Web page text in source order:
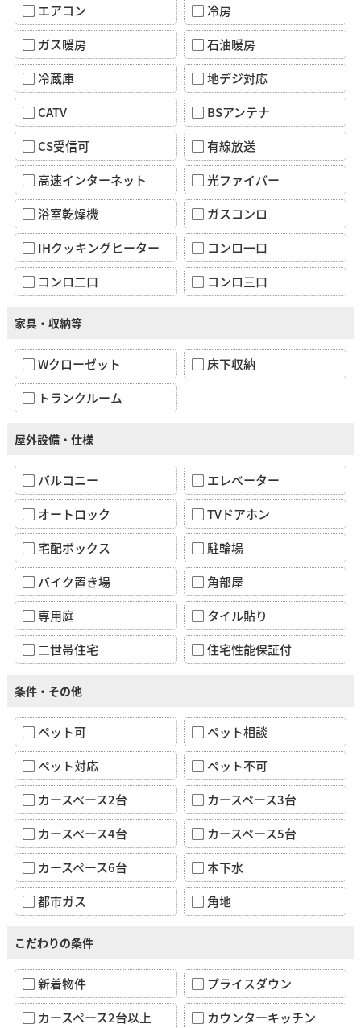
エアコン
冷房
ガス暖房
石油暖房
冷蔵庫
地デジ対応
CATV
BSアンテナ
CS受信可
有線放送
高速インターネット
光ファイバー
浴室乾燥機
ガスコンロ
IHクッキングヒーター
コンロ一口
コンロ二口
コンロ三口
家具・収納等
Wクローゼット
床下収納
トランクルーム
屋外設備・仕様
バルコニー
エレベーター
オートロック
TVドアホン
宅配ボックス
駐輪場
バイク置き場
角部屋
専用庭
タイル貼り
二世帯住宅
住宅性能保証付
条件・その他
ペット可
ペット相談
ペット対応
ペット不可
カースペース2台
カースペース3台
カースペース4台
カースペース5台
カースペース6台
本下水
都市ガス
角地
こだわりの条件
新着物件
プライスダウン
カースペース2台以上
カウンターキッチン